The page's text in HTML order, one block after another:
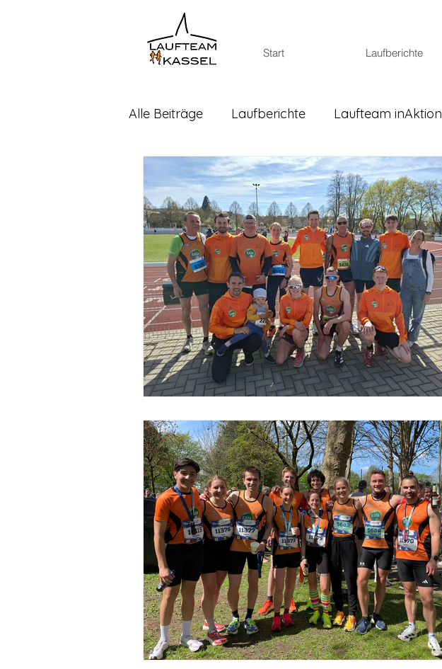
Start Laufberichte
Alle Beiträge Laufberichte Laufteam inAktion